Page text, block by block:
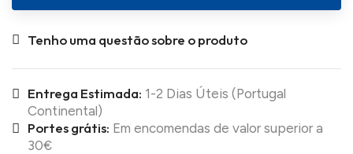
Tenho uma questão sobre o produto
Entrega Estimada: 1-2 Dias Úteis (Portugal
Continental)
Portes grátis: Em encomendas de valor superior a
30€